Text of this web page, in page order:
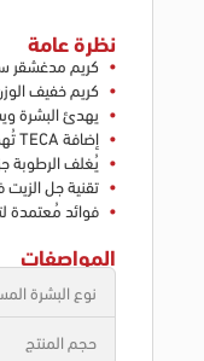
نظرة عامة
كريم مدغشقر سنتيلا سكين
كريم خفيف
يهدئ البشرة
إضافة TECA تُهدئ البشرة وتُرطبها وتُغذيها.
يُغلف الرطوبة
تقنية جل
فوائد مُعتمدة
المواصفات
نوع البشرة
حجم المنتج